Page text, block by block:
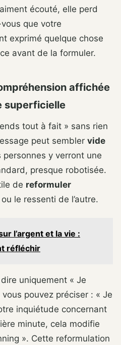
écouté, elle perd
que votre
exprimé quelque chose
avant de la formuler.
affichée
superficielle
tout à fait » sans rien
peut sembler vide
personnes y verront une
presque robotisée.
de reformuler
le ressenti de l’autre.
l’argent et la vie :
réfléchir
uniquement « Je
pouvez préciser : « Je
inquiétude concernant
minute, cela modifie
». Cette reformulation